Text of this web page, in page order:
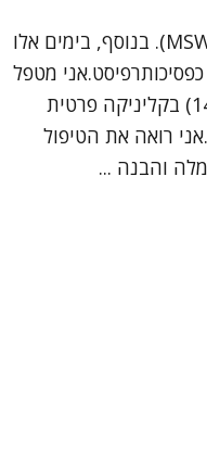
שמי ערן צח, עובד סוציאלי קליני (MSW). בנוסף, בימים אלו
מטפל
במבוגרים ובמתבגרים (החל מגיל 14) בקליניקה פרטית
רואה את הטיפול
והבנה ...